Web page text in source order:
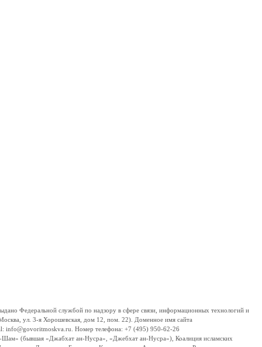
Федеральной службой по надзору в сфере связи, информационных технологий и
ул. 3-я Хорошевская, дом 12, пом. 22). Доменное имя сайта
info@govoritmoskva.ru. Номер телефона: +7 (495) 950-62-26
Шам» (бывшая «Джабхат ан-Нусра», «Джебхат ан-Нусра»), Коалиция исламских